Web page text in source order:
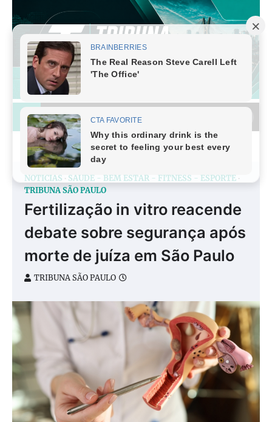
content
NOTÍCIAS
SAÚDE - BEM ESTAR - FITNESS - ESPORTE
TRIBUNA SÃO PAULO
Fertilização in vitro reacende
debate sobre segurança após
morte de juíza em São Paulo
TRIBUNA SÃO PAULO